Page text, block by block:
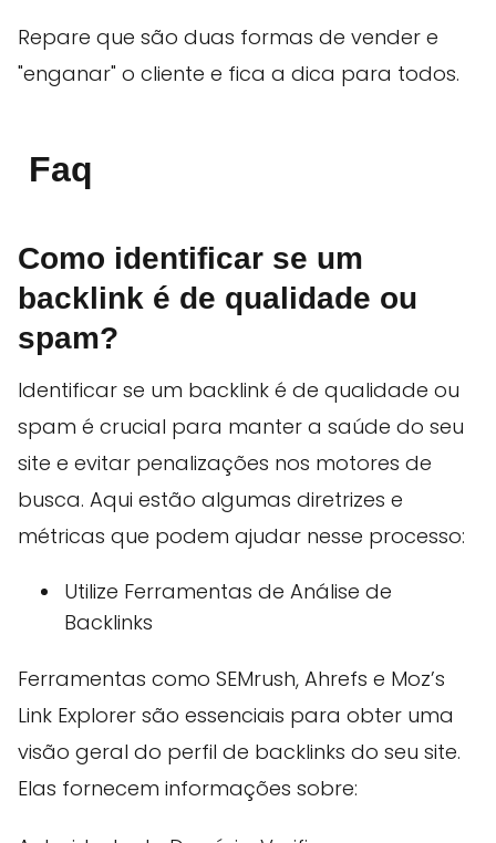
Repare que são duas formas de vender e
"enganar" o cliente e fica a dica para todos.
Faq
Como identificar se um
backlink é de qualidade ou
spam?
Identificar se um backlink é de qualidade ou
spam é crucial para manter a saúde do seu
site e evitar penalizações nos motores de
busca. Aqui estão algumas diretrizes e
métricas que podem ajudar nesse processo:
Utilize Ferramentas de Análise de
Backlinks
Ferramentas como SEMrush, Ahrefs e Moz’s
Link Explorer são essenciais para obter uma
visão geral do perfil de backlinks do seu site.
Elas fornecem informações sobre: